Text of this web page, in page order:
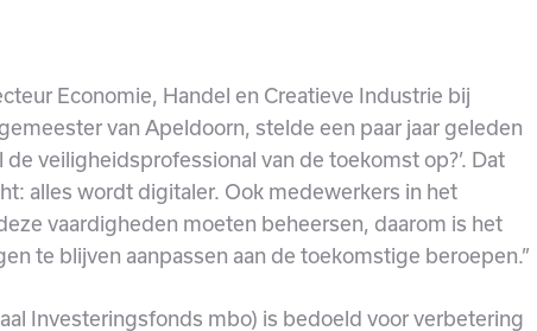
Economie, Handel en Creatieve Industrie bij
van Apeldoorn, stelde een paar jaar geleden
de veiligheidsprofessional van de toekomst op?’. Dat
alles wordt digitaler. Ook medewerkers in het
vaardigheden moeten beheersen, daarom is het
te blijven aanpassen aan de toekomstige beroepen.”
Investeringsfonds mbo) is bedoeld voor verbetering